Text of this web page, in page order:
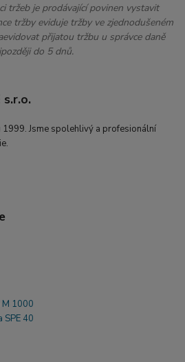
tržeb je prodávající povinen vystavit
tržby eviduje tržby ve zjednodušeném
přijatou tržbu u správce daně
do 5 dnů.
s.r.o.
1999. Jsme spolehlivý a profesionální
1000
40